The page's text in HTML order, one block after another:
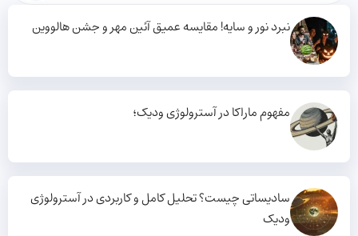
نبرد نور و سایه! مقایسه عمیق آئین مهر و جشن هالووین
مفهوم ماراکا در آسترولوژی ودیک؛
سادیساتی چیست؟ تحلیل کامل و کاربردی در آسترولوژی
ودیک